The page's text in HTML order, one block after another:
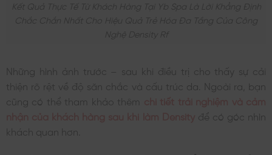
Kết Quả Thực Tế Từ Khách Hàng Tại Yb Spa Là Lời Khẳng Định
Chắc Chắn Nhất Cho Hiệu Quả Trẻ Hóa Đa Tầng Của Công
Nghệ Density Rf
Những hình ảnh trước – sau khi điều trị cho thấy sự cải
thiện rõ rệt về độ săn chắc và cấu trúc da. Ngoài ra, bạn
cũng có thể tham khảo thêm
để có góc nhìn
khách quan hơn.